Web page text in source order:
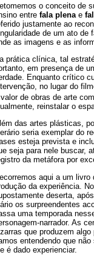
o conceito de
entre fala plena e
justamente ao
de um ato de
as imagens e as
prática clínica, tal
em presença de
Enquanto crítico
no lugar do
de obras de arte
reinstalar o
das artes plásticas,
seria exemplar do
esteja prevista e
seja para nele buscar,
da metáfora por
aqui a um
da experiência.
deserta,
os surpreendentes
uma temporada
narrador. As
que produzem
entendendo que
é dado experienciar.